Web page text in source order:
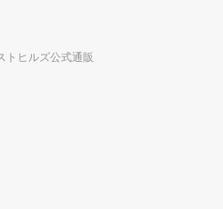
トヒルズ公式通販